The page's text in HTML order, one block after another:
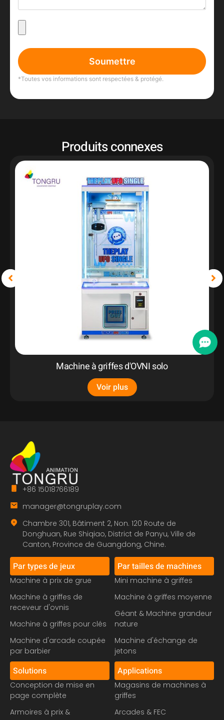
Soumettre
*Toutes vos informations sont respectées & protégé.
Produits connexes
Machine à griffes d'OVNI solo
Voir plus
+86 15018766189
manager@tongruplay.com
Chambre 301, Bâtiment 2, Non. 120 Route de
Donghuan, Rue Shiqiao, District de Panyu, Ville de
Canton, Province de Guangdong, Chine.
Par types de jeux
Machine à prix de grue
Machine à griffes de
receveur d'ovnis
Machine à griffes pour clés
Machine d'arcade coupée
par barbier
Par tailles de machines
Mini machine à griffes
Machine à griffes moyenne
Géant & Machine grandeur
nature
Machine d'échange de
jetons
Solutions
Conception de mise en
page complète
Armoires à prix &
Applications
Magasins de machines à
griffes
Arcades & FEC